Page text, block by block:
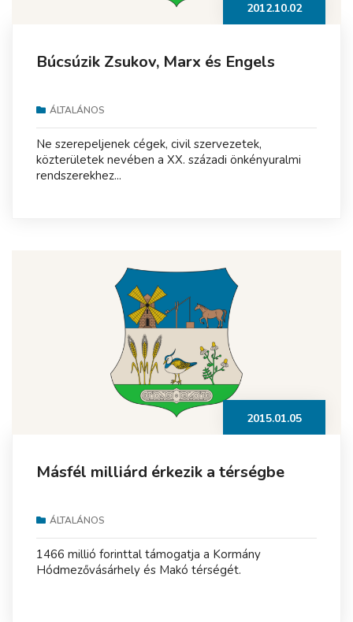
2012.10.02
Búcsúzik Zsukov, Marx és Engels
ÁLTALÁNOS
Ne szerepeljenek cégek, civil szervezetek,
közterületek nevében a XX. századi önkényuralmi
rendszerekhez...
2015.01.05
Másfél milliárd érkezik a térségbe
ÁLTALÁNOS
1466 millió forinttal támogatja a Kormány
Hódmezővásárhely és Makó térségét.